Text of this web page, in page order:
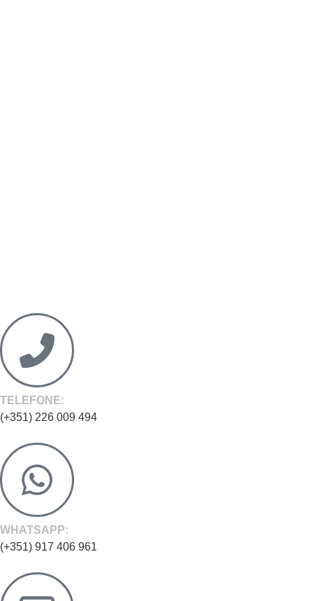
TELEFONE:
(+351) 226 009 494
WHATSAPP:
(+351) 917 406 961